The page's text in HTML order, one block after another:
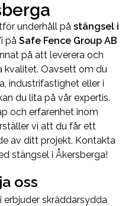
underhåll på stängsel i
på Safe Fence Group AB
på att leverera och
kvalitet. Oavsett om du
industrifastighet eller i
du lita på vår expertis.
och erfarenhet inom
vi att du får ett
av ditt projekt. Kontakta
stängsel i Åkersberga!
oss
erbjuder skräddarsydda